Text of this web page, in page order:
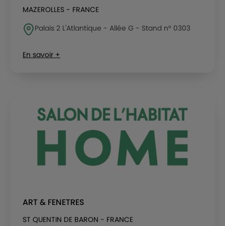
MAZEROLLES - FRANCE
Palais 2 L'Atlantique - Allée G - Stand n° 0303
En savoir +
ART & FENETRES
ST QUENTIN DE BARON - FRANCE